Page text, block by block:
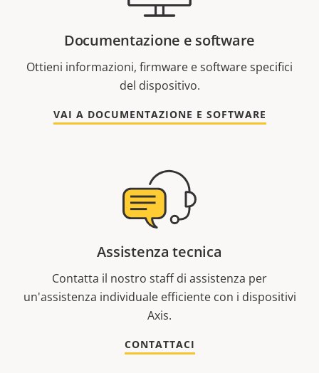
Documentazione e software
Ottieni informazioni, firmware e software specifici
del dispositivo.
VAI A DOCUMENTAZIONE E SOFTWARE
Assistenza tecnica
Contatta il nostro staff di assistenza per
un'assistenza individuale efficiente con i dispositivi
Axis.
CONTATTACI